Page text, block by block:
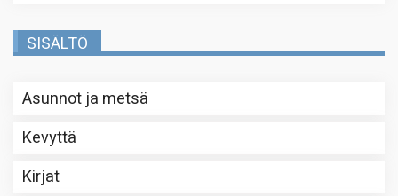
SISÄLTÖ
Asunnot ja metsä
Kevyttä
Kirjat